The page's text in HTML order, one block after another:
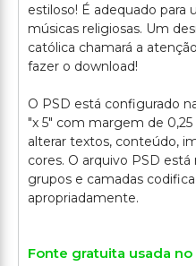
estiloso! É adequado
músicas religiosas. Um
católica chamará a
fazer o download!
O PSD está configurado
"x 5" com margem de
alterar textos, conteúdo,
cores. O arquivo PSD
grupos e camadas
Fonte gratuita usada